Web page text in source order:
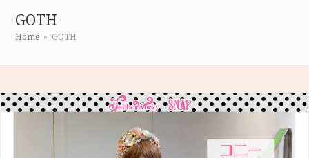
GOTH
Home » GOTH